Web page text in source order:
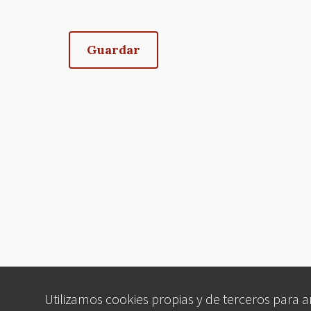
Utilizamos cookies propias y de terceros para